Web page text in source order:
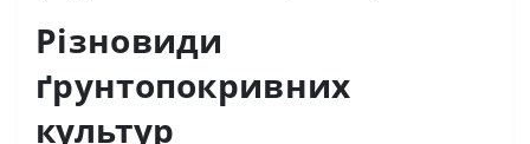
Різновиди
ґрунтопокривних
культур